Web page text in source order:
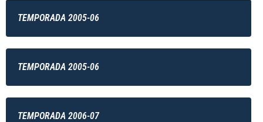
TEMPORADA 2005-06
TEMPORADA 2005-06
TEMPORADA 2006-07